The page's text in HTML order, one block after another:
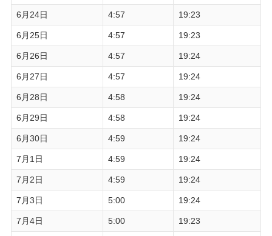
6月24日 4:57 19:23
6月25日 4:57 19:23
6月26日 4:57 19:24
6月27日 4:57 19:24
6月28日 4:58 19:24
6月29日 4:58 19:24
6月30日 4:59 19:24
7月1日 4:59 19:24
7月2日 4:59 19:24
7月3日 5:00 19:24
7月4日 5:00 19:23